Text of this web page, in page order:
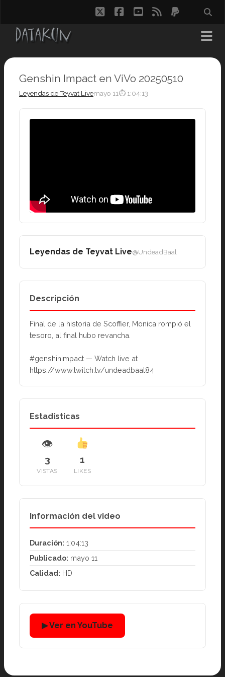
twitterfacebook
youtube
rss paypal
Genshin Impact en ViVo 20250510
Leyendas de Teyvat Livemayo 11⏱ 1:04:13
Leyendas de Teyvat Live@UndeadBaal
Descripción
Final de la historia de Scoffier, Monica rompió el
tesoro, al final hubo revancha.
#genshinimpact — Watch live at
https://www.twitch.tv/undeadbaal84
Estadísticas
👁
3
VISTAS
1
LIKES
Información del video
Duración: 1:04:13
Publicado: mayo 11
Calidad: HD
▶ Ver en YouTube